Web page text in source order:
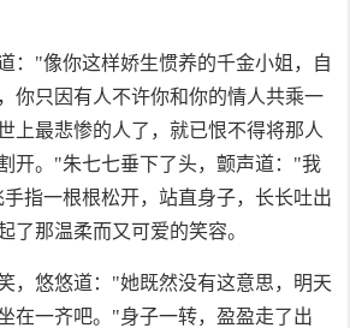
："像你这样娇生惯养的千金小姐，自
你只因有人不许你和你的情人共乘一
上最悲惨的人了，就已恨不得将那人
开。"朱七七垂下了头，颤声道："我
指一根根松开，站直身子，长长吐出
了那温柔而又可爱的笑容。
，悠悠道："她既然没有这意思，明天
在一齐吧。"身子一转，盈盈走了出